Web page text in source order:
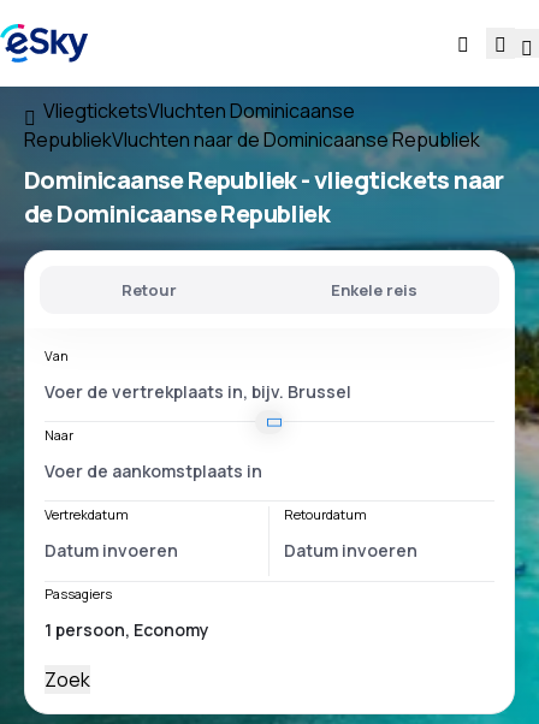
VliegticketsVluchten Dominicaanse
RepubliekVluchten naar de Dominicaanse Republiek
Dominicaanse Republiek - vliegtickets naar
de Dominicaanse Republiek
Retour Enkele reis
Van
Naar
Vertrekdatum Retourdatum
Passagiers
Zoek